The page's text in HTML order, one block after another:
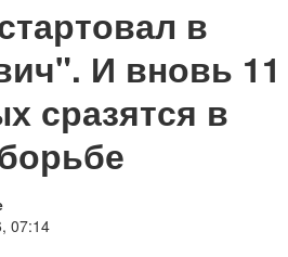
в
И вновь 11
сразятся в
07:14